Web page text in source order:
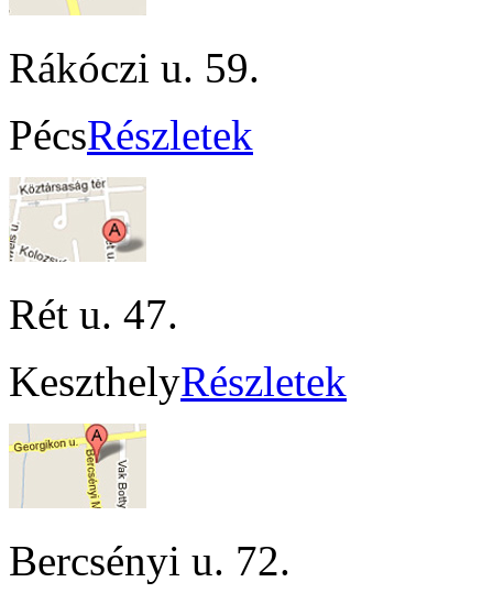
Rákóczi u. 59.
PécsRészletek
Rét u. 47.
KeszthelyRészletek
Bercsényi u. 72.